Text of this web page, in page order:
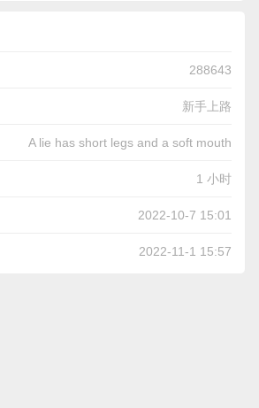
288643
新手上路
A lie has short legs and a soft mouth
1 小时
2022-10-7 15:01
2022-11-1 15:57